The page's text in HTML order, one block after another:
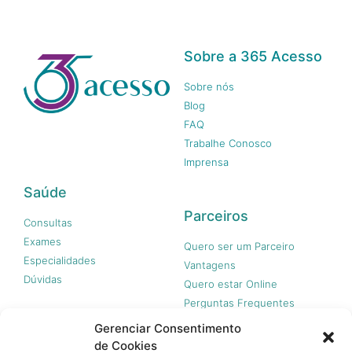
Gerenciar Consentimento
de Cookies
Sobre a 365 Acesso
Sobre nós
Blog
FAQ
Trabalhe Conosco
Imprensa
Saúde
Consultas
Exames
Especialidades
Dúvidas
Parceiros
Quero ser um Parceiro
Vantagens
Quero estar Online
Perguntas Frequentes